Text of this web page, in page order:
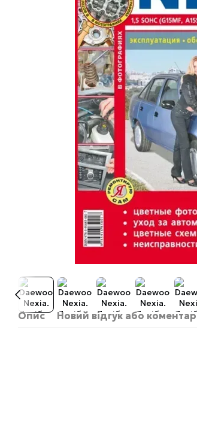
Опис Новий відгук або коментар